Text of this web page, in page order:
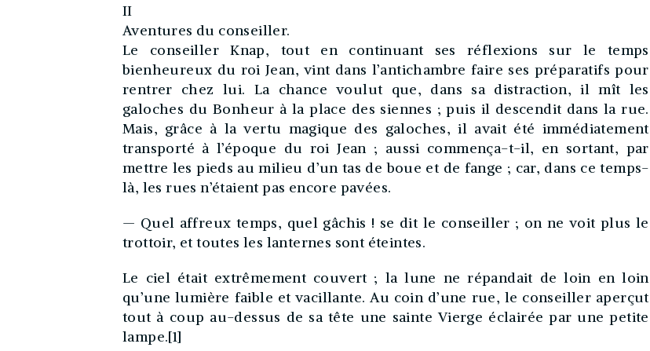
II
Aventures du conseiller.
Le conseiller Knap, tout en continuant ses réflexions sur le temps
bienheureux du roi Jean, vint dans l’antichambre faire ses préparatifs pour
rentrer chez lui. La chance voulut que, dans sa distraction, il mît les
galoches du Bonheur à la place des siennes ; puis il descendit dans la rue.
Mais, grâce à la vertu magique des galoches, il avait été immédiatement
transporté à l’époque du roi Jean ; aussi commença-t-il, en sortant, par
mettre les pieds au milieu d’un tas de boue et de fange ; car, dans ce temps-
là, les rues n’étaient pas encore pavées.
— Quel affreux temps, quel gâchis ! se dit le conseiller ; on ne voit plus le
trottoir, et toutes les lanternes sont éteintes.
Le ciel était extrêmement couvert ; la lune ne répandait de loin en loin
qu’une lumière faible et vacillante. Au coin d’une rue, le conseiller aperçut
tout à coup au-dessus de sa tête une sainte Vierge éclairée par une petite
lampe.[1]